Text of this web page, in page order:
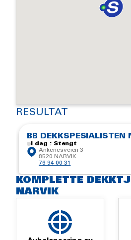
RESULTAT
BB DEKKSPESIALISTEN
I dag : Stengt
Ankenesveien 3
8520 NARVIK
76 94 00 31
KOMPLETTE
NARVIK